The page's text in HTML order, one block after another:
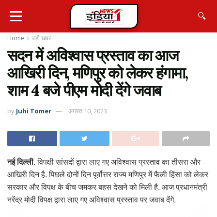
🔍
Home बड़ी खबर
सदन में अविश्वास प्रस्ताव का आज
आखिरी दिन, मणिपुर को लेकर हंगामा,
शाम 4 बजे पीएम मोदी देंगे जवाब
by Juhi Tomer अगस्त 10, 2023
नई दिल्ली.विपक्षी सांसदों द्वारा लाए गए अविश्वास प्रस्ताव का तीसरा और
आखिरी दिन है. पिछले दोनों दिन पूर्वोत्तर राज्य मणिपुर में फैली हिंसा को लेकर
सरकार और विपक्ष के बीच जमकर बहस देखने को मिली है. आज प्रधानमंत्री
नरेंद्र मोदी विपक्ष द्वारा लाए गए अविश्वास प्रस्ताव पर जवाब देंगे.